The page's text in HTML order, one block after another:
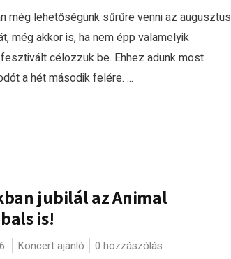
még lehetőségünk sűrűre venni az augusztus
még akkor is, ha nem épp valamelyik
célozzuk be. Ehhez adunk most
a hét második felére. ...
jubilál az Animal
is!
Koncert ajánló 0 hozzászólás